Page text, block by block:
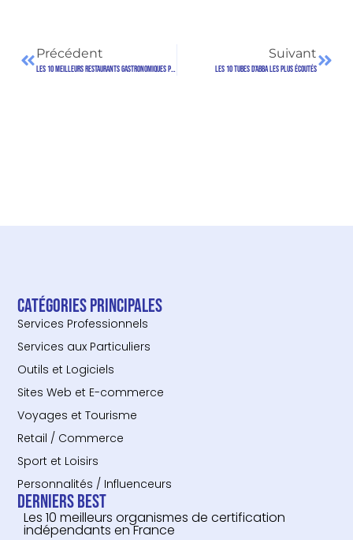
Précédent
Les 10 Meilleurs Restaurants Gastronomiques parisiens
Suivant
Les 10 tubes d’Abba les plus écoutés
Catégories principales
Services Professionnels
Services aux Particuliers
Outils et Logiciels
Sites Web et E-commerce
Voyages et Tourisme
Retail / Commerce
Sport et Loisirs
Personnalités / Influenceurs
Derniers Best
Les 10 meilleurs organismes de certification
indépendants en France